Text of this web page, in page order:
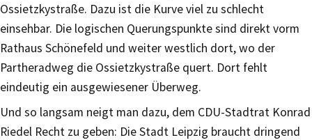
Ossietzkystraße. Dazu ist die Kurve viel zu schlecht
einsehbar. Die logischen Querungspunkte sind direkt vorm
Rathaus Schönefeld und weiter westlich dort, wo der
Partheradweg die Ossietzkystraße quert. Dort fehlt
eindeutig ein ausgewiesener Überweg.
Und so langsam neigt man dazu, dem CDU-Stadtrat Konrad
Riedel Recht zu geben: Die Stadt Leipzig braucht dringend